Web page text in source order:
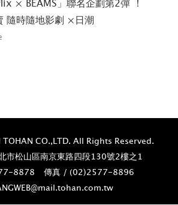
× BEAMS」聯名企劃第2彈 ！
隨時隨地影劇 ×日潮
CO.,LTD. All Rights Reserved.
市松山區南京東路四段130號2樓之1
8878
傳真 / (02)­2577-8896